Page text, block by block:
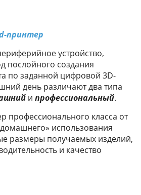
принтер
устройство,
послойного создания
по заданной цифровой 3D-
день различают два типа
и профессиональный.
профессионального класса от
использования
размеры получаемых изделий,
и качество